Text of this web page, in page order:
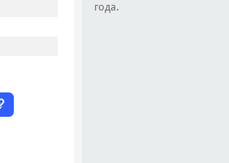
года.